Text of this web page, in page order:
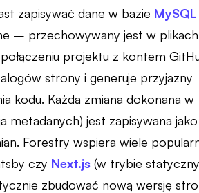
zapisywać dane w bazie MySQL
– przechowywany jest w plikach
projektu z kontem
strony i generuje przyjazny
kodu. Każda zmiana dokonana w
metadanych) jest zapisywana jako
Forestry wspiera wiele
czy Next.js (w trybie
zbudować nową wersję